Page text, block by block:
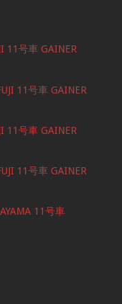
11号車 GAINER
11号車 GAINER
11号車 GAINER
11号車 GAINER
11号車